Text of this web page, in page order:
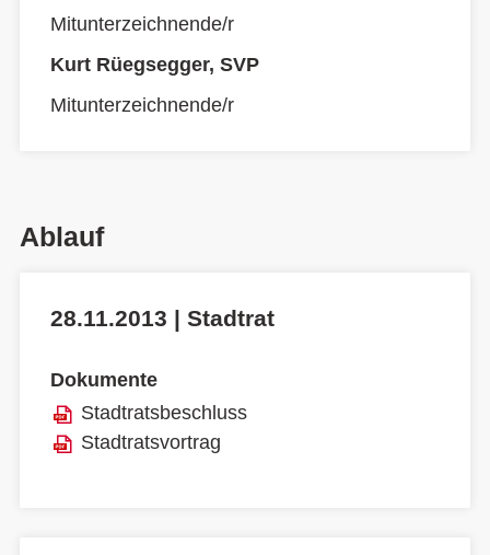
Mitunterzeichnende/r
Kurt Rüegsegger, SVP
Mitunterzeichnende/r
Ablauf
28.11.2013 | Stadtrat
Dokumente
Stadtratsbeschluss
Stadtratsvortrag